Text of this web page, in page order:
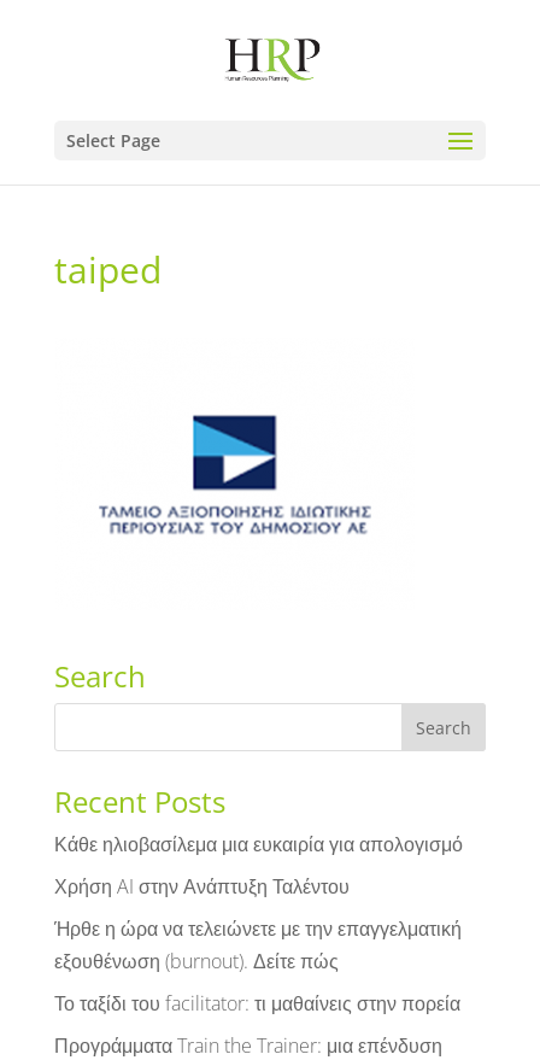
Select Page
taiped
Search
Recent Posts
Κάθε ηλιοβασίλεμα μια ευκαιρία για απολογισμό
Χρήση AI στην Ανάπτυξη Ταλέντου
Ήρθε η ώρα να τελειώνετε με την επαγγελματική
εξουθένωση (burnout). Δείτε πώς
Το ταξίδι του facilitator: τι μαθαίνεις στην πορεία
Προγράμματα Train the Trainer: μια επένδυση